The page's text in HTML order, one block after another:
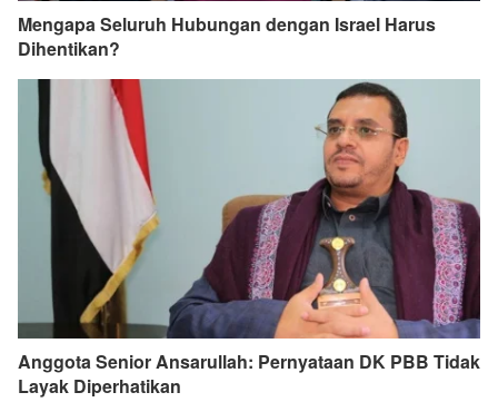
Mengapa Seluruh Hubungan dengan Israel Harus
Dihentikan?
Anggota Senior Ansarullah: Pernyataan DK PBB Tidak
Layak Diperhatikan